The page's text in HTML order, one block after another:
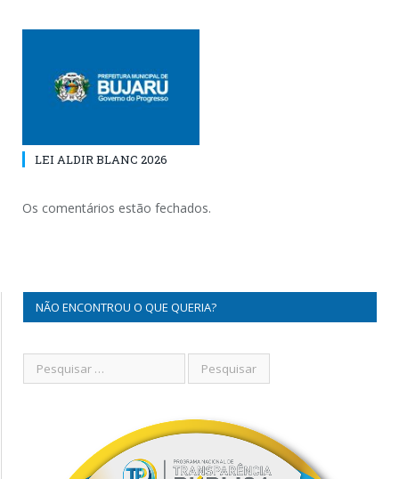
LEI ALDIR BLANC 2026
Os comentários estão fechados.
NÃO ENCONTROU O QUE QUERIA?